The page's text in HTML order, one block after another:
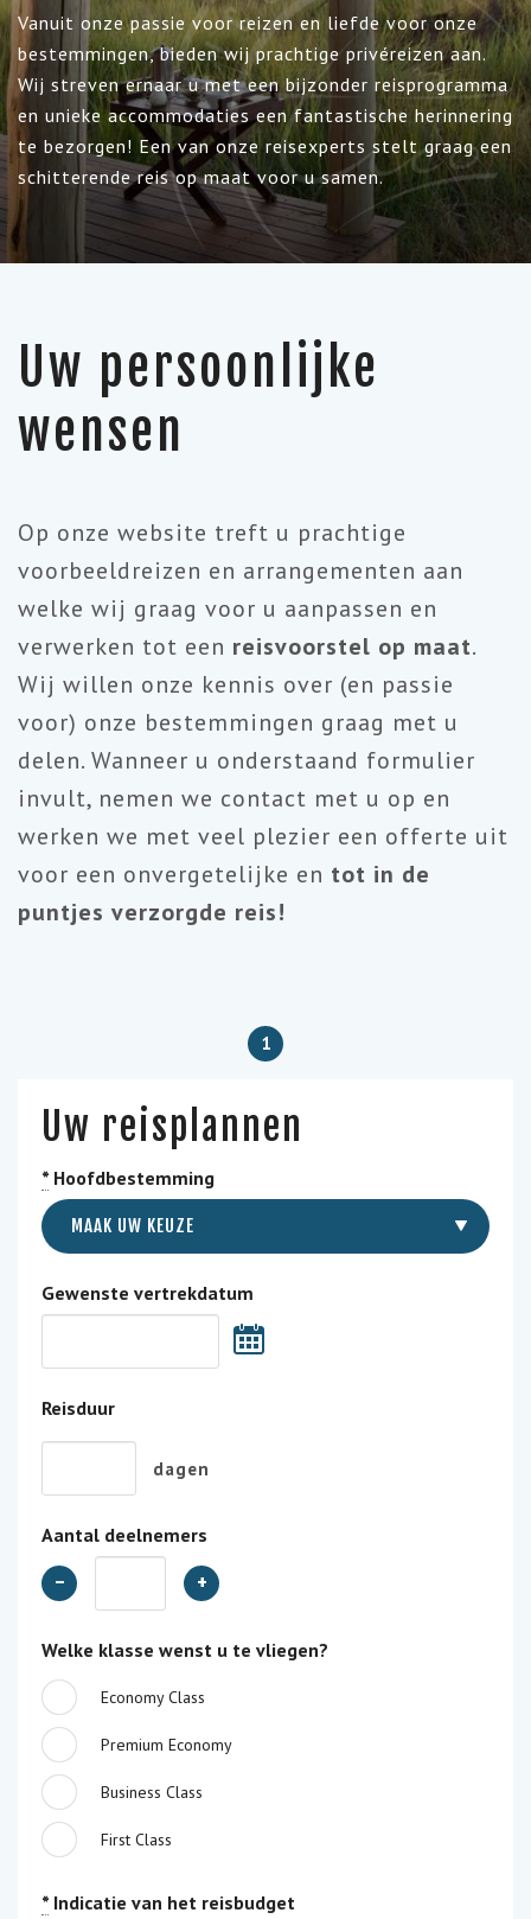
Vanuit onze passie voor reizen en liefde voor onze
bestemmingen, bieden wij prachtige privéreizen aan.
Wij streven ernaar u met een bijzonder reisprogramma
en unieke accommodaties een fantastische herinnering
te bezorgen! Een van onze reisexperts stelt graag een
schitterende reis op maat voor u samen.
Uw persoonlijke
wensen
Op onze website treft u prachtige
voorbeeldreizen en arrangementen aan
welke wij graag voor u aanpassen en
verwerken tot een reisvoorstel op maat.
Wij willen onze kennis over (en passie
voor) onze bestemmingen graag met u
delen. Wanneer u onderstaand formulier
invult, nemen we contact met u op en
werken we met veel plezier een offerte uit
voor een onvergetelijke en tot in de
puntjes verzorgde reis!
1
Uw reisplannen
* Hoofdbestemming
MAAK UW KEUZE
Gewenste vertrekdatum
Reisduur
dagen
Aantal deelnemers
- +
Welke klasse wenst u te vliegen?
Economy Class
Premium Economy
Business Class
First Class
* Indicatie van het reisbudget